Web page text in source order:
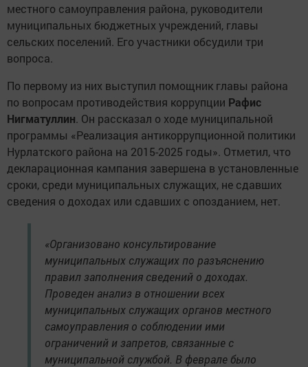
местного самоуправления района, руководители
муниципальных бюджетных учреждений, главы
сельских поселений. Его участники обсудили три
вопроса.
По первому из них выступил помощник главы района
по вопросам противодействия коррупции Рафис
Нигматуллин. Он рассказал о ходе муниципальной
программы «Реализация антикоррупционной политики
Нурлатского района на 2015-2025 годы». Отметил, что
декларационная кампания завершена в установленные
сроки, среди муниципальных служащих, не сдавших
сведения о доходах или сдавших с опозданием, нет.
«Организовано консультирование
муниципальных служащих по разъяснению
правил заполнения сведений о доходах.
Проведен анализ в отношении всех
муниципальных служащих органов местного
самоуправления о соблюдении ими
ограничений и запретов, связанные с
муниципальной службой. В феврале было